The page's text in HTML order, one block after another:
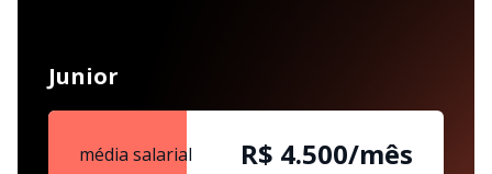
Junior
média salarial R$ 4.500/mês